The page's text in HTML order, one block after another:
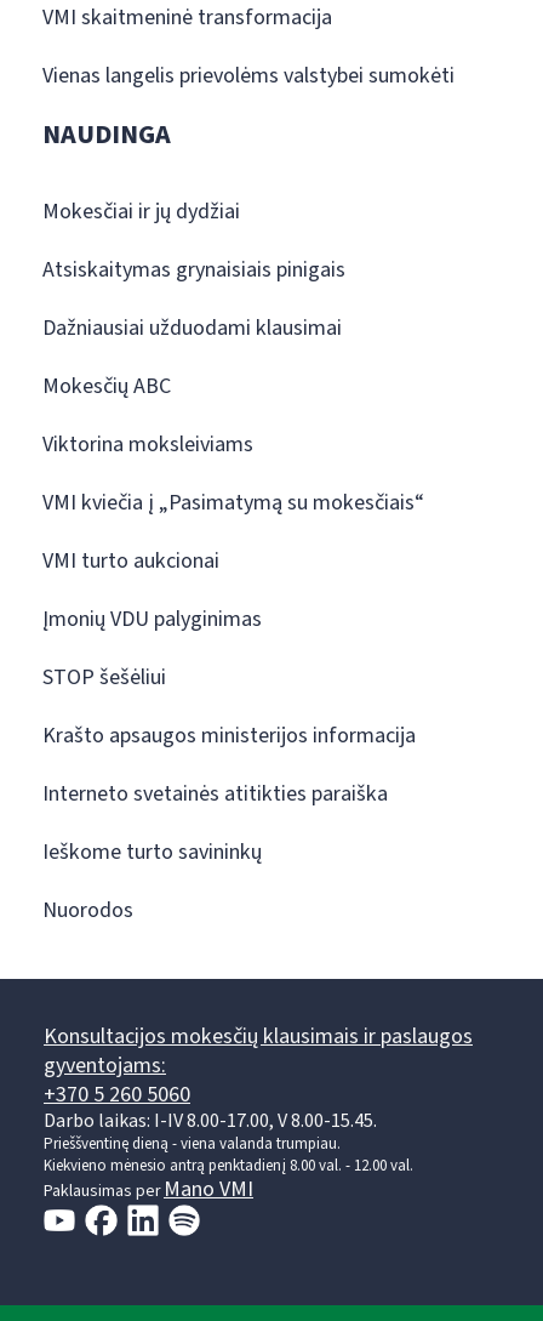
VMI skaitmeninė transformacija
Vienas langelis prievolėms valstybei sumokėti
NAUDINGA
Mokesčiai ir jų dydžiai
Atsiskaitymas grynaisiais pinigais
Dažniausiai užduodami klausimai
Mokesčių ABC
Viktorina moksleiviams
VMI kviečia į „Pasimatymą su mokesčiais“
VMI turto aukcionai
Įmonių VDU palyginimas
STOP šešėliui
Krašto apsaugos ministerijos informacija
Interneto svetainės atitikties paraiška
Ieškome turto savininkų
Nuorodos
Konsultacijos mokesčių klausimais ir paslaugos
gyventojams:
+370 5 260 5060
Darbo laikas: I-IV 8.00-17.00, V 8.00-15.45.
Prieššventinę dieną - viena valanda trumpiau.
Kiekvieno mėnesio antrą penktadienį 8.00 val. - 12.00 val.
Paklausimas per Mano VMI